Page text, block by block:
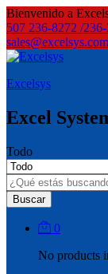
Bienvenido a
507 236-8272 /
Excelsys
Excel
Todo
Buscar
0
No products